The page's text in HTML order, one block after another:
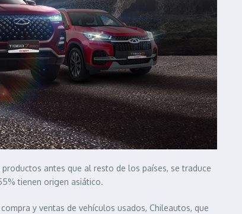
antes que al resto de los países, se traduce
tienen origen asiático.
y ventas de vehículos usados, Chileautos, que